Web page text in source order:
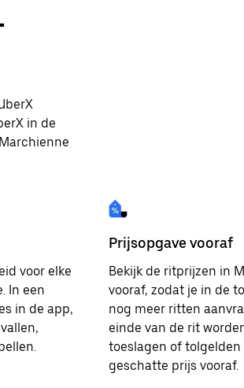
in de
voor elke
In een
in de app,
Prijsopgave vooraf
Bekijk de ritprijzen in
vooraf, zodat je in de
nog meer ritten
einde van de rit
toeslagen of tolgelden
geschatte prijs vooraf.